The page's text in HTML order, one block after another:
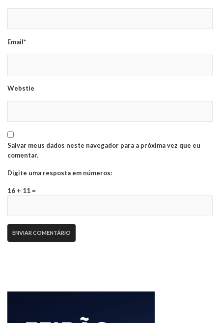
Email*
Webstie
Salvar meus dados neste navegador para a próxima vez que eu
comentar.
Digite uma resposta em números:
16 + 11 =